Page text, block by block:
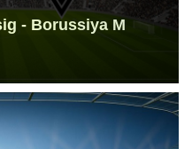
- Borussiya M